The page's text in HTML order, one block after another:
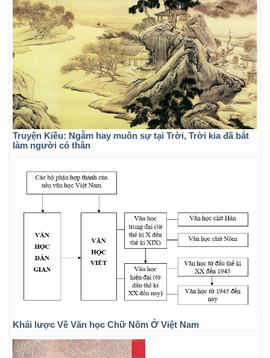
Truyện Kiều: Ngẫm hay muôn sự tại Trời, Trời kia đã bắt
làm người có thân
Khái lược Về Văn học Chữ Nôm Ở Việt Nam